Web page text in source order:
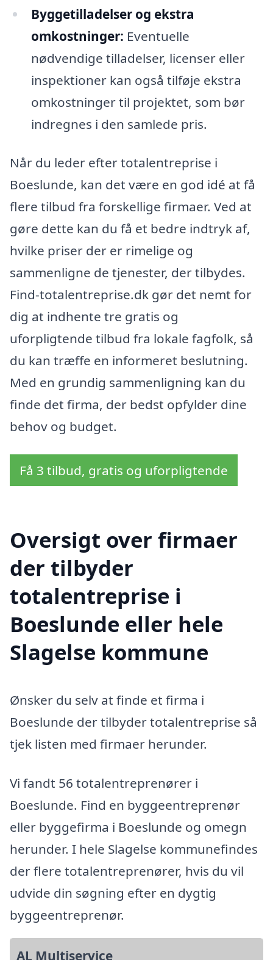
Byggetilladelser og ekstra
omkostninger: Eventuelle
nødvendige tilladelser, licenser eller
inspektioner kan også tilføje ekstra
omkostninger til projektet, som bør
indregnes i den samlede pris.
Når du leder efter totalentreprise i
Boeslunde, kan det være en god idé at få
flere tilbud fra forskellige firmaer. Ved at
gøre dette kan du få et bedre indtryk af,
hvilke priser der er rimelige og
sammenligne de tjenester, der tilbydes.
Find-totalentreprise.dk gør det nemt for
dig at indhente tre gratis og
uforpligtende tilbud fra lokale fagfolk, så
du kan træffe en informeret beslutning.
Med en grundig sammenligning kan du
finde det firma, der bedst opfylder dine
behov og budget.
Få 3 tilbud, gratis og uforpligtende
Oversigt over firmaer
der tilbyder
totalentreprise i
Boeslunde eller hele
Slagelse kommune
Ønsker du selv at finde et firma i
Boeslunde der tilbyder totalentreprise så
tjek listen med firmaer herunder.
Vi fandt 56 totalentreprenører i
Boeslunde. Find en byggeentreprenør
eller byggefirma i Boeslunde og omegn
herunder. I hele Slagelse kommunefindes
der flere totalentreprenører, hvis du vil
udvide din søgning efter en dygtig
byggeentreprenør.
AL Multiservice